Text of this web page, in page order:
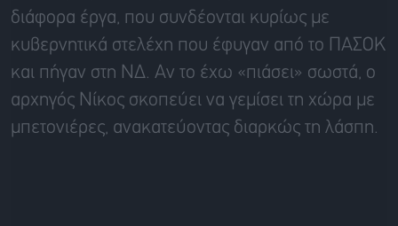
διάφορα έργα, που συνδέονται κυρίως με
κυβερνητικά στελέχη που έφυγαν από το ΠΑΣΟΚ
και πήγαν στη ΝΔ. Αν το έχω «πιάσει» σωστά, ο
αρχηγός Νίκος σκοπεύει να γεμίσει τη χώρα με
μπετονιέρες, ανακατεύοντας διαρκώς τη λάσπη.